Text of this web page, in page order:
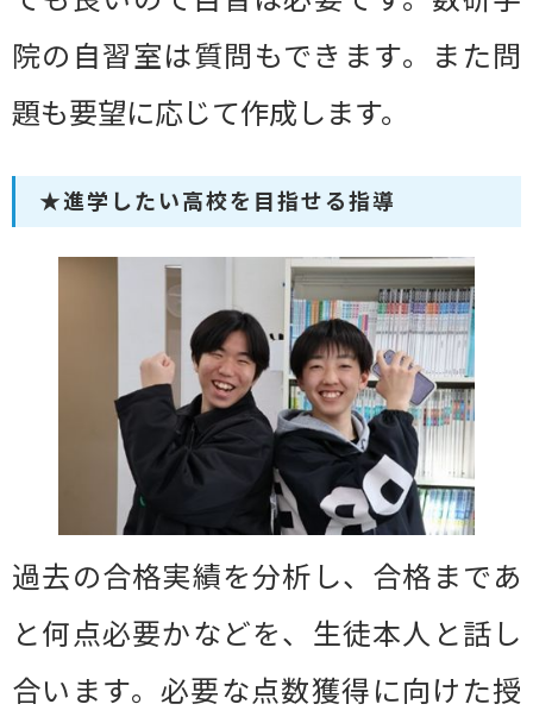
院の自習室は質問もできます。また問
題も要望に応じて作成します。
★進学したい高校を目指せる指導
過去の合格実績を分析し、合格まであ
と何点必要かなどを、生徒本人と話し
合います。必要な点数獲得に向けた授